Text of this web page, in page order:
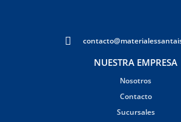
NUESTRA EMPRESA
Nosotros
Contacto
Sucursales